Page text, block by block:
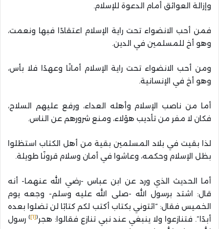
وإزالة العوائق أمام الدعوة للإسلام.
فمن أحب الانضواء تحت راية الإسلام اعتقادًا فبها ونعمت،
وهو أخ للمسلمين في الدين.
ومن أحب الانضواء تحت راية الإسلام أمانًا وعهدًا فلا بأس،
وهو أخ في الإنسانية.
أما من ناصب الإسلام وأهله العداء، ورفع عليهم السلاح،
فكان لا مفر من تأديب هؤلاء، ومنع شرورهم عن الناس.
لذا بقيت في بلاد المسلمين بقية من أهل الكتاب استظلوا
بظل الإسلام وحكمه، وعاشوا في أمان وسلام قرونًا طويلة.
أما الحديث الذي ورد عن ابن عباس -رضي الله عنهما- أنه
قال: اشتد برسول الله -صلى الله عليه وسلم- وجعه يوم
الخميس فقال: “ائتوني بكتاب أكتب لكم كتابًا لن تضلوا بعده
أبدًا”. فتنازعوا ولا ينبغي عند نبي تنازع فقالوا: هجر (
[1]
) رسول